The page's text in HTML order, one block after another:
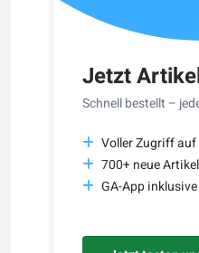
Jetzt
Schnell bestellt –
Voller Zugriff
700+ neue
GA-App inklusive